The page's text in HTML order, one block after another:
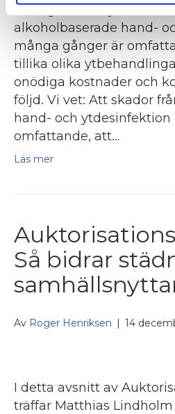
olika golv- och ytskikt. Vi
alkoholbaserade hand-
många gånger är
tillika olika
onödiga kostnader och
följd. Vi vet: Att skador
hand- och
omfattande, att…
Läs mer
Så bidrar
Av Roger Henriksen | 14
I detta avsnitt av
träffar Matthias